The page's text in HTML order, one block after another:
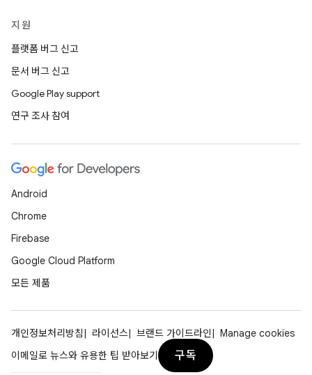
지원
플랫폼 버그 신고
문서 버그 신고
Google Play support
연구 조사 참여
Android
Chrome
Firebase
Google Cloud Platform
모든 제품
개인정보처리방침 라이선스 브랜드 가이드라인
Manage cookies
이메일로 뉴스와 유용한 팁 받아보기
구독